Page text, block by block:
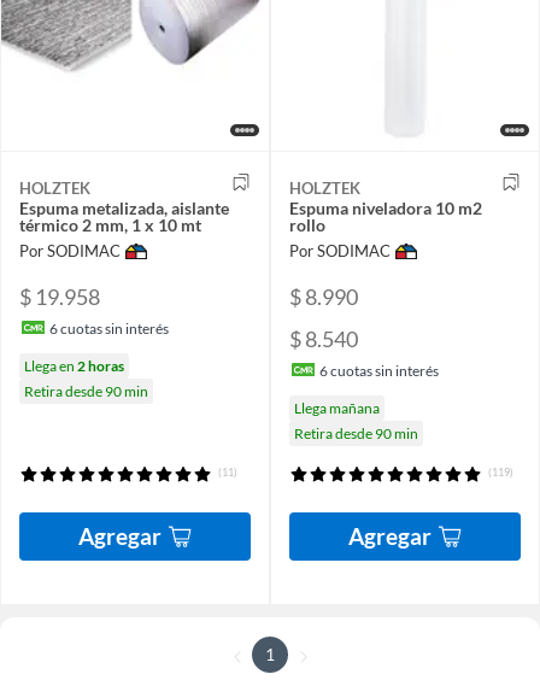
HOLZTEK
Espuma metalizada, aislante
térmico 2 mm, 1 x 10 mt
Por SODIMAC
$ 19.958
6cuotas sin interés
Llega en 2 horas
Retira desde 90 min
(11)
Agregar
HOLZTEK
Espuma niveladora 10 m2
rollo
Por SODIMAC
$ 8.990
$ 8.540
6cuotas sin interés
Llega mañana
Retira desde 90 min
(119)
Agregar
1